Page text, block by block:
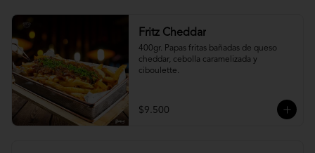
Fritz Cheddar
400gr. Papas fritas bañadas de queso
cheddar, cebolla caramelizada y
ciboulette.
$9.500